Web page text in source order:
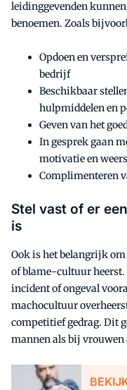
leidinggevenden
benoemen. Zoals
Opdoen en
bedrijf
Beschikbaar
hulpmiddelen en
Geven van het
In gesprek gaan
motivatie en
Complimenteren
Stel vast of er
is
Ook is het belangrijk
of blame-cultuur heerst.
incident of ongeval
machocultuur
competitief gedrag. Dit
mannen als bij